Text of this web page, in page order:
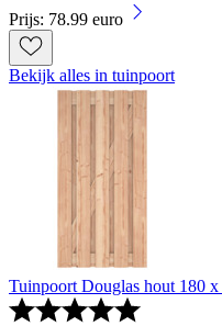
Prijs: 78.99 euro
Bekijk alles in tuinpoort
Tuinpoort Douglas hout 180 x